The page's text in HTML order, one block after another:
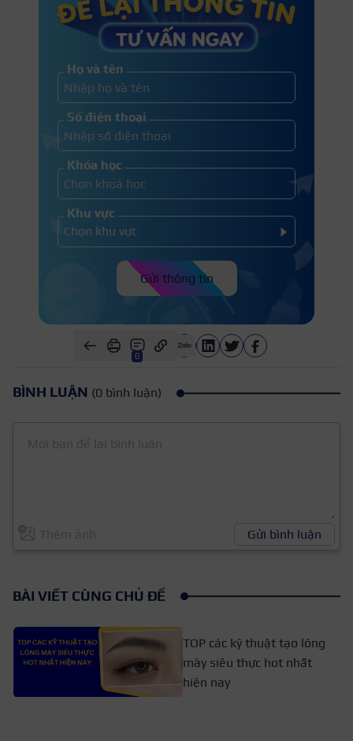
Họ và tên
Số điện thoại
Khóa học
Khu vực
Gửi thông tin
0
BÌNH LUẬN (0 bình luận)
Gửi bình luận
BÀI VIẾT CÙNG CHỦ ĐỀ
TOP các kỹ thuật tạo lông
mày siêu thực hot nhất
hiện nay